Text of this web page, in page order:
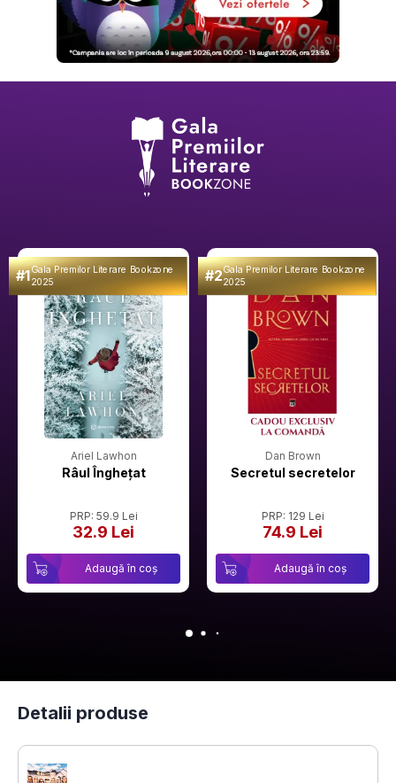
#1Gala Premilor Literare Bookzone
2025
Ariel Lawhon
Râul Înghețat
PRP: 59.9 Lei
32.9 Lei
Adaugă în coș
#2Gala Premilor Literare Bookzone
2025
Dan Brown
Secretul secretelor
PRP: 129 Lei
74.9 Lei
Adaugă în coș
Detalii produse